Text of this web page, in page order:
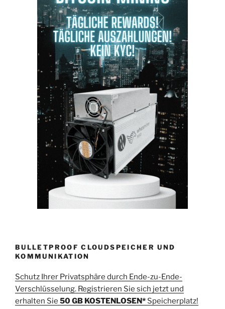
BULLETPROOF CLOUDSPEICHER UND
KOMMUNIKATION
Schutz Ihrer Privatsphäre durch Ende-zu-Ende-
Verschlüsselung. Registrieren Sie sich jetzt und
erhalten Sie 50 GB KOSTENLOSEN* Speicherplatz!